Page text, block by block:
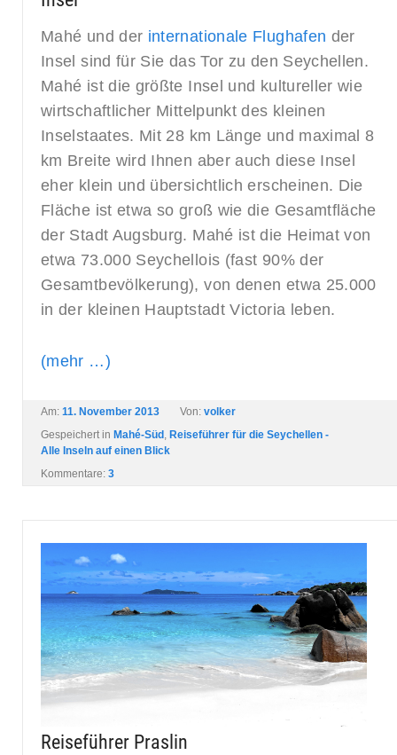
Mahé und der internationale Flughafen der
Insel sind für Sie das Tor zu den Seychellen.
Mahé ist die größte Insel und kultureller wie
wirtschaftlicher Mittelpunkt des kleinen
Inselstaates. Mit 28 km Länge und maximal 8
km Breite wird Ihnen aber auch diese Insel
eher klein und übersichtlich erscheinen. Die
Fläche ist etwa so groß wie die Gesamtfläche
der Stadt Augsburg. Mahé ist die Heimat von
etwa 73.000 Seychellois (fast 90% der
Gesamtbevölkerung), von denen etwa 25.000
in der kleinen Hauptstadt Victoria leben.
(mehr …)
Am: 11. November 2013 Von: volker
Gespeichert in Mahé-Süd , Reiseführer für die Seychellen -
Alle Inseln auf einen Blick
Kommentare: 3
Reiseführer Praslin